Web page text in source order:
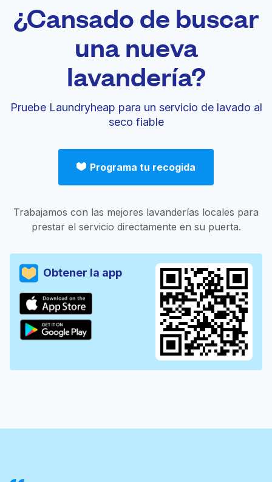
¿Cansado de buscar
una nueva
lavandería?
Pruebe Laundryheap para un servicio de lavado al
seco fiable
Programa tu recogida
Trabajamos con las mejores lavanderías locales para
prestar el servicio directamente en su puerta.
Obtener la app